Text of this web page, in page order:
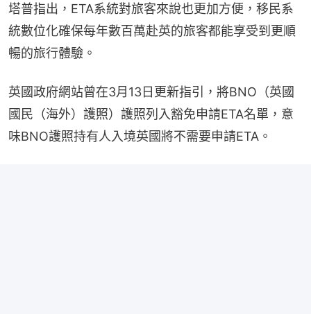
塔普指出，ETA系統對旅客來說也更加方便，移民系
統數位化確保每年數百萬赴英的旅客都能享受到更順
暢的旅行體驗。
英國政府網站曾在3月13日更新指引，將BNO（英國
國民（海外）護照）護照列入豁免申請ETA名單，意
味BNO護照持有人入境英國將不需要申請ETA。